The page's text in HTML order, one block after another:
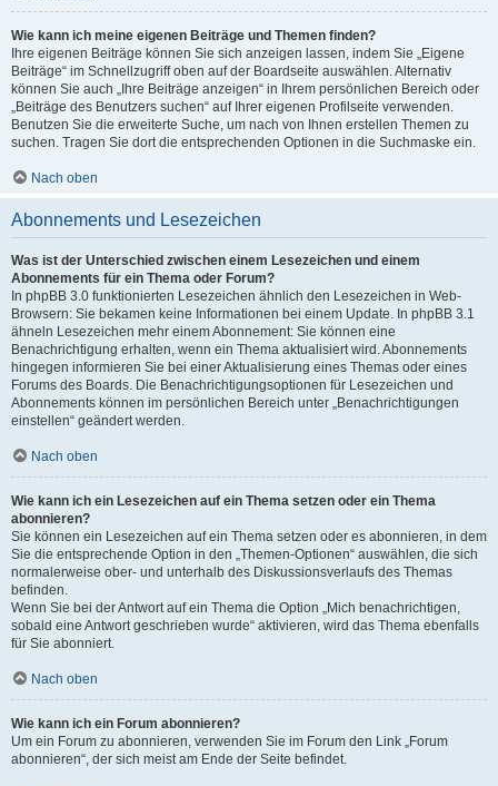
Wie kann ich meine eigenen Beiträge und Themen finden?
Ihre eigenen Beiträge können Sie sich anzeigen lassen, indem Sie „Eigene
Beiträge“ im Schnellzugriff oben auf der Boardseite auswählen. Alternativ
können Sie auch „Ihre Beiträge anzeigen“ in Ihrem persönlichen Bereich oder
„Beiträge des Benutzers suchen“ auf Ihrer eigenen Profilseite verwenden.
Benutzen Sie die erweiterte Suche, um nach von Ihnen erstellen Themen zu
suchen. Tragen Sie dort die entsprechenden Optionen in die Suchmaske ein.
Nach oben
Abonnements und Lesezeichen
Was ist der Unterschied zwischen einem Lesezeichen und einem
Abonnements für ein Thema oder Forum?
In phpBB 3.0 funktionierten Lesezeichen ähnlich den Lesezeichen in Web-
Browsern: Sie bekamen keine Informationen bei einem Update. In phpBB 3.1
ähneln Lesezeichen mehr einem Abonnement: Sie können eine
Benachrichtigung erhalten, wenn ein Thema aktualisiert wird. Abonnements
hingegen informieren Sie bei einer Aktualisierung eines Themas oder eines
Forums des Boards. Die Benachrichtigungsoptionen für Lesezeichen und
Abonnements können im persönlichen Bereich unter „Benachrichtigungen
einstellen“ geändert werden.
Nach oben
Wie kann ich ein Lesezeichen auf ein Thema setzen oder ein Thema
abonnieren?
Sie können ein Lesezeichen auf ein Thema setzen oder es abonnieren, in dem
Sie die entsprechende Option in den „Themen-Optionen“ auswählen, die sich
normalerweise ober- und unterhalb des Diskussionsverlaufs des Themas
befinden.
Wenn Sie bei der Antwort auf ein Thema die Option „Mich benachrichtigen,
sobald eine Antwort geschrieben wurde“ aktivieren, wird das Thema ebenfalls
für Sie abonniert.
Nach oben
Wie kann ich ein Forum abonnieren?
Um ein Forum zu abonnieren, verwenden Sie im Forum den Link „Forum
abonnieren“, der sich meist am Ende der Seite befindet.